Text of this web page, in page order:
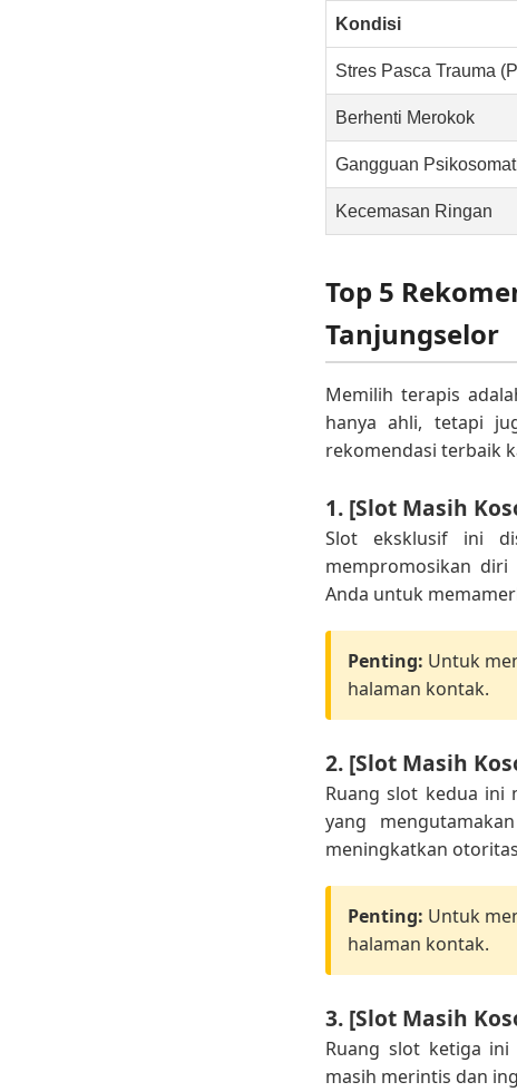
Kondisi
Stres Pasca Trauma
Berhenti Merokok
Gangguan
Kecemasan Ringan
Top 5
Tanjungselor
Memilih terapis
hanya ahli, tetapi
rekomendasi terbaik
1. [Slot Masih
Slot eksklusif ini
mempromosikan
Anda untuk
Penting: Untuk
halaman kontak.
2. [Slot Masih
Ruang slot kedua ini
yang
meningkatkan
Penting: Untuk
halaman kontak.
3. [Slot Masih
Ruang slot ketiga ini
masih merintis dan